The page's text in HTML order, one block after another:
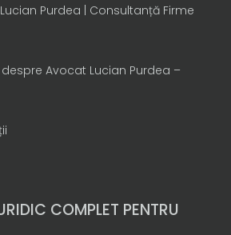
Purdea | Consultanță Firme
despre Avocat Lucian Purdea –
COMPLET PENTRU